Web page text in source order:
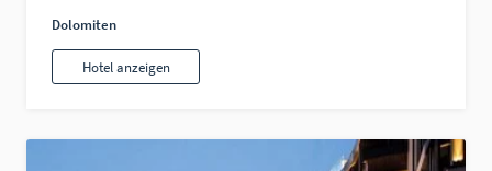
Dolomiten
Hotel anzeigen